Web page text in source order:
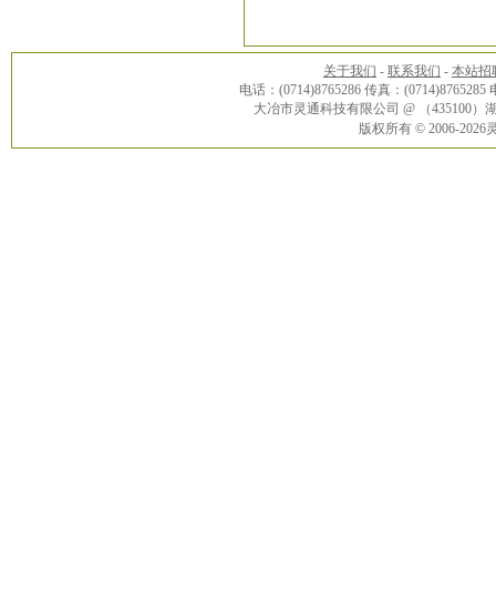
关于我们 - 联系我们 - 本站招
电话：(0714)8765286 传真：(0714)8765285
大冶市灵通科技有限公司 @ （435100
版权所有 © 2006-2026